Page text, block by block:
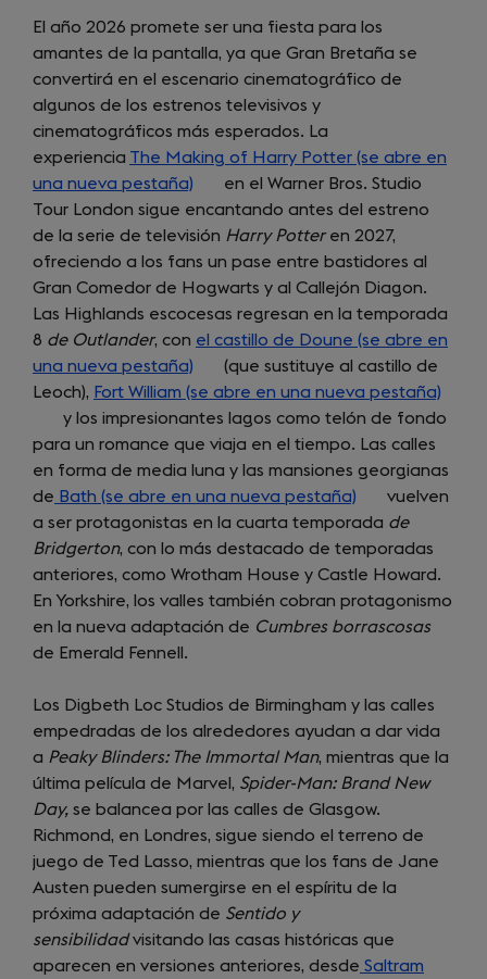
El año 2026 promete ser una fiesta para los
amantes de la pantalla, ya que Gran Bretaña se
convertirá en el escenario cinematográfico de
algunos de los estrenos televisivos y
cinematográficos más esperados. La
experiencia The Making of Harry Potter (se abre en
una nueva pestaña) (opens
in
a
new
tab)
en el Warner Bros. Studio
Tour London sigue encantando antes del estreno
de la serie de televisión Harry Potteren 2027,
ofreciendo a los fans un pase entre bastidores al
Gran Comedor de Hogwarts y al Callejón Diagon.
Las Highlands escocesas regresan en la temporada
8 de Outlander, con el castillo de Doune (se abre en
una nueva pestaña) (opens
in
a
new
tab)
(que sustituye al castillo de
Leoch), Fort William (se abre en una nueva pestaña)
in
new
tab)
y los impresionantes lagos como telón de fondo
para un romance que viaja en el tiempo. Las calles
en forma de media luna y las mansiones georgianas
de Bath (se abre en una nueva pestaña) (opens
in
a
new
tab)
vuelven
a ser protagonistas en la cuarta temporada de
Bridgerton, con lo más destacado de temporadas
anteriores, como Wrotham House y Castle Howard.
En Yorkshire, los valles también cobran protagonismo
en la nueva adaptación de Cumbres borrascosas
de Emerald Fennell.
Los Digbeth Loc Studios de Birmingham y las calles
empedradas de los alrededores ayudan a dar vida
a Peaky Blinders: The Immortal Man, mientras que la
última película de Marvel, Spider-Man: Brand New
Day, se balancea por las calles de Glasgow.
Richmond, en Londres, sigue siendo el terreno de
juego de Ted Lasso, mientras que los fans de Jane
Austen pueden sumergirse en el espíritu de la
próxima adaptación de Sentido y
sensibilidadvisitando las casas históricas que
aparecen en versiones anteriores, desde Saltram